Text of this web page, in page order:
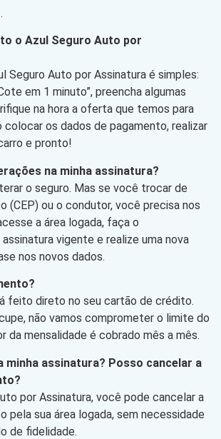
o Azul Seguro Auto por
Seguro Auto por Assinatura é simples:
em 1 minuto”, preencha algumas
na hora a oferta que temos para
colocar os dados de pagamento, realizar
e pronto!
na minha assinatura?
o seguro. Mas se você trocar de
(CEP) ou o condutor, você precisa nos
a área logada, faça o
vigente e realize uma nova
nos novos dados.
feito direto no seu cartão de crédito.
não vamos comprometer o limite do
da mensalidade é cobrado mês a mês.
minha assinatura? Posso cancelar a
por Assinatura, você pode cancelar a
pela sua área logada, sem necessidade
de fidelidade.